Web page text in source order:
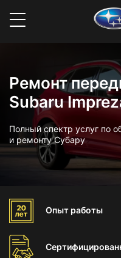
Ремонт
Subaru
Полный спектр услуг по
и ремонту Субару
Опыт работы